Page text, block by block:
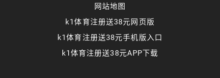
网站地图
k1体育注册送38元网页版
k1体育注册送38元手机版入口
k1体育注册送38元APP下载